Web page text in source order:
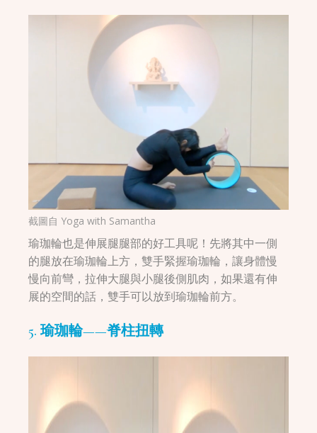
截圖自Yoga with Samantha
瑜珈輪也是伸展腿腿部的好工具呢！先將其中一側
的腿放在瑜珈輪上方，雙手緊握瑜珈輪，讓身體慢
慢向前彎，拉伸大腿與小腿後側肌肉，如果還有伸
展的空間的話，雙手可以放到瑜珈輪前方。
5. 瑜珈輪——脊柱扭轉